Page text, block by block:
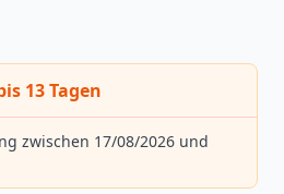
13 Tagen
zwischen 17/08/2026 und